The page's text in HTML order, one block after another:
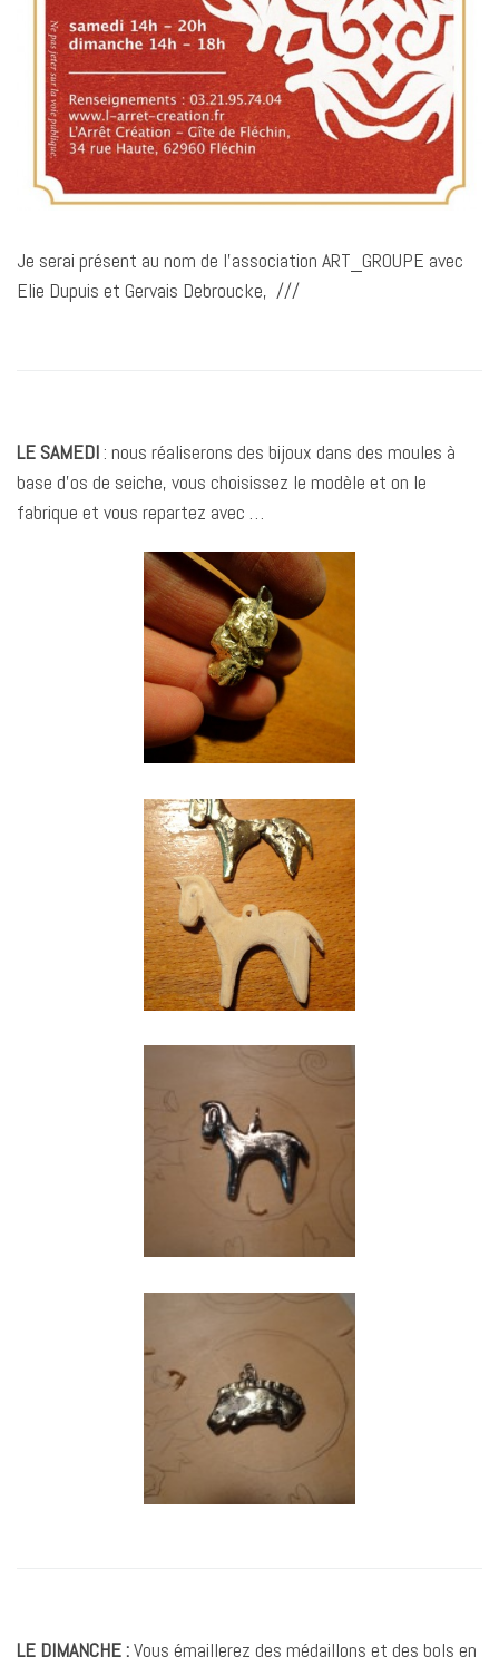
Je serai présent au nom de l’association ART_GROUPE avec
Elie Dupuis et Gervais Debroucke, ///
LE SAMEDI: nous réaliserons des bijoux dans des moules à
base d’os de seiche, vous choisissez le modèle et on le
fabrique et vous repartez avec …
LE DIMANCHE :Vous émaillerez des médaillons et des bols en